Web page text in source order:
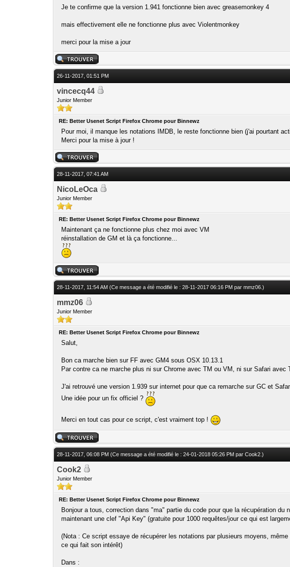
Je te confirme que la version 1.941 fonctionne bien avec greasemonkey 4
mais effectivement elle ne fonctionne plus avec Violentmonkey
merci pour la mise a jour
26-11-2017, 01:51 PM
vincecq44
Junior Member
RE: Better Usenet Script Firefox Chrome pour Binnewz
Pour moi, il manque les notations IMDB, le reste fonctionne bien (j'ai pourtant
Merci pour la mise à jour !
28-11-2017, 07:41 AM
NicoLeOca
Junior Member
RE: Better Usenet Script Firefox Chrome pour Binnewz
Maintenant ça ne fonctionne plus chez moi avec VM
réinstallation de GM et là ça fonctionne...
28-11-2017, 11:54 AM(Ce message a été modifié le : 28-11-2017 06:16 PM parmmz06 .)
mmz06
Junior Member
RE: Better Usenet Script Firefox Chrome pour Binnewz
Salut,
Bon ca marche bien sur FF avec GM4 sous OSX 10.13.1
Par contre ca ne marche plus ni sur Chrome avec TM ou VM, ni sur Safari avec
J'ai retrouvé une version 1.939 sur internet pour que ca remarche sur GC et
Une idée pour un fix officiel ?
Merci en tout cas pour ce script, c'est vraiment top !
28-11-2017, 06:08 PM(Ce message a été modifié le : 24-01-2018 05:26 PM parCook2 .)
Cook2
Junior Member
RE: Better Usenet Script Firefox Chrome pour Binnewz
Bonjour a tous, correction dans "ma" partie du code pour que la récupération
maintenant une clef "Api Key" (gratuite pour 1000 requêtes/jour ce qui est
(Nota : Ce script essaye de récupérer les notations par plusieurs moyens,
ce qui fait son intérêt)
Dans :